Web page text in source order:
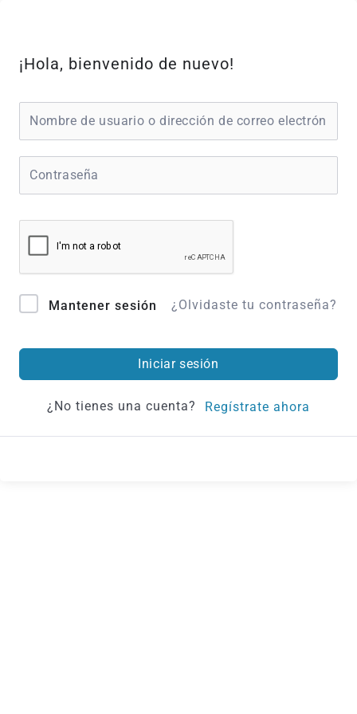
contenido
¡Hola, bienvenido de nuevo!
Mantener sesión ¿Olvidaste tu contraseña?
Iniciar sesión
¿No tienes una cuenta? Regístrate ahora